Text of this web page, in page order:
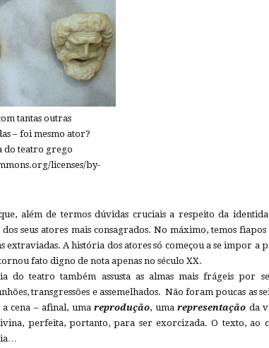
tantas outras
– foi mesmo ator?
do teatro grego
licenses/by-
além de termos dúvidas cruciais a respeito da
dos seus atores mais consagrados. No máximo, temos
extraviadas. A história dos atores só começou a se impor a
fato digno de nota apenas no século XX.
do teatro também assusta as almas mais frágeis por
transgressões e assemelhados. Não foram poucas as
cena – afinal, umareprodução, umarepresentação da
perfeita, portanto, para ser exorcizada. O texto, ao